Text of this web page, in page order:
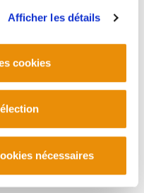
Afficher les détails
cookies
nécessaires